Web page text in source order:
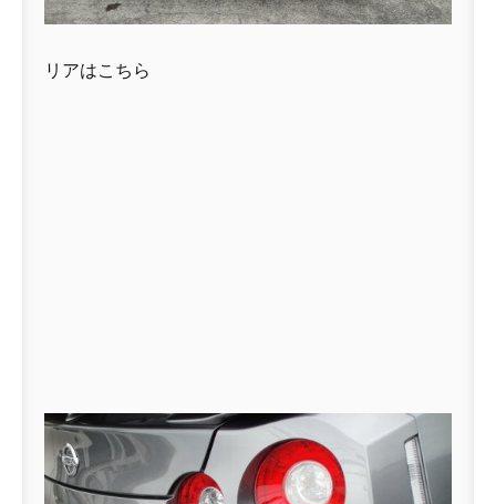
リアはこちら